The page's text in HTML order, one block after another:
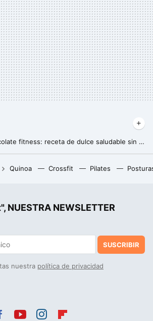
Bizcocho de chocolate fitness: receta de dulce saludable sin azúcar y sin gluten con extra de proteínas
Un joven de 19 años hackeó el iPhone, fue contratado por Apple y terminó despedido por no contestar a un correo
Quinoa Crossfit Pilates
NUESTRA NEWSLETTER
SUSCRIBIR
nuestra política de privacidad